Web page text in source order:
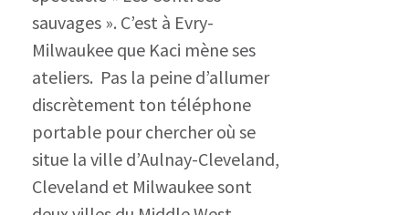
sauvages ». C’est à Evry-
Milwaukee que Kaci mène ses
ateliers. Pas la peine d’allumer
discrètement ton téléphone
portable pour chercher où se
situe la ville d’Aulnay-Cleveland,
Cleveland et Milwaukee sont